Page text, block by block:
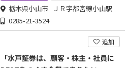
栃木県小山市 ＪＲ宇都宮線小山駅
0285-21-3524
追加
「水戸証券は、顧客・株主・社員に